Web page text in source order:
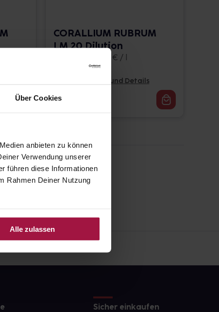
Über Cookies
anbieten zu können
Verwendung unserer
führen diese Informationen
Rahmen Deiner Nutzung
Alle zulassen
CORALLIUM RUBRUM
LM 20 Dilution
10 ml • 1.662,00 € / l
Pflichtangaben und Details
16,62
Sicher einkaufen